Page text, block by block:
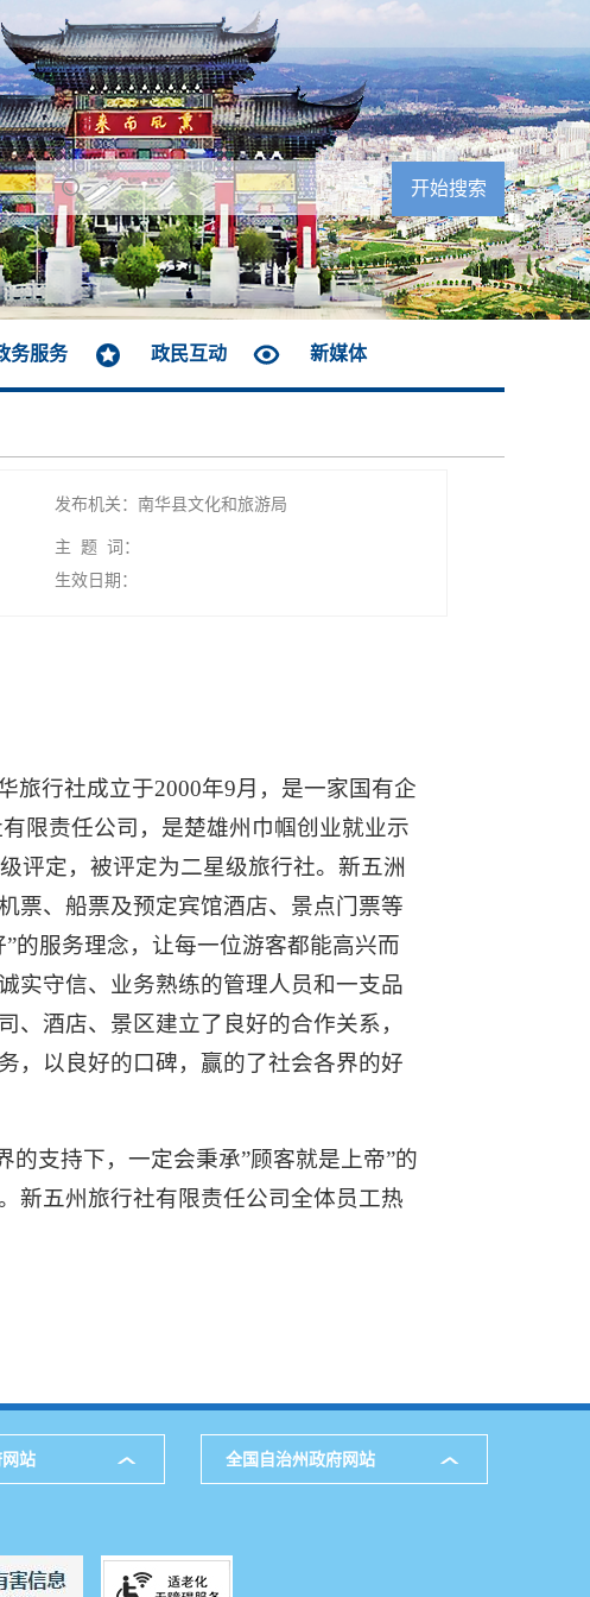
务服务 政民互动 新媒体
发布机关：南华县文化和旅游局
主 题 词：
生效日期：
旅行社成立于2000年9月，是一家国有企
限责任公司，是楚雄州巾帼创业就业示
评定，被评定为二星级旅行社。新五洲
票、船票及预定宾馆酒店、景点门票等
的服务理念，让每一位游客都能高兴而
实守信、业务熟练的管理人员和一支品
酒店、景区建立了良好的合作关系，
，以良好的口碑，赢的了社会各界的好
支持下，一定会秉承”顾客就是上帝”的
新五州旅行社有限责任公司全体员工热
站 全国自治州政府网站